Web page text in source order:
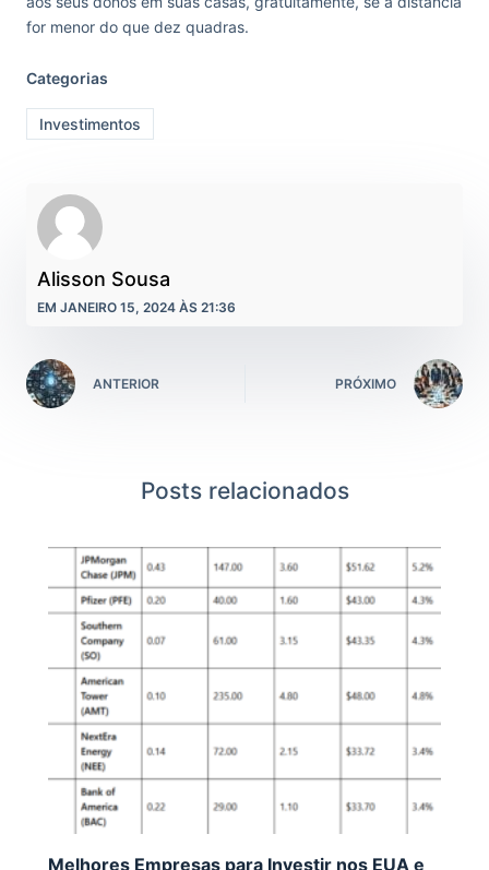
for menor do que dez quadras.
Categorias
Investimentos
Alisson Sousa
EM JANEIRO 15, 2024 ÀS 21:36
ANTERIOR PRÓXIMO
Posts relacionados
Melhores Empresas para Investir nos EUA e